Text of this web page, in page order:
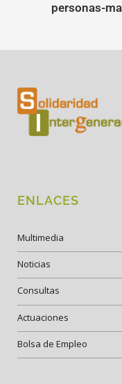
personas-
ENLACES
Multimedia
Noticias
Consultas
Actuaciones
Bolsa de Empleo